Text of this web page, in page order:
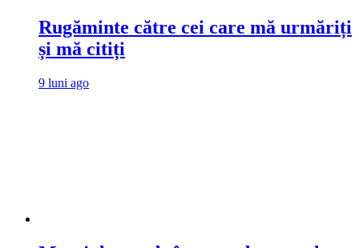
Rugăminte către cei care mă urmăriți
și mă citiți
9 luni ago